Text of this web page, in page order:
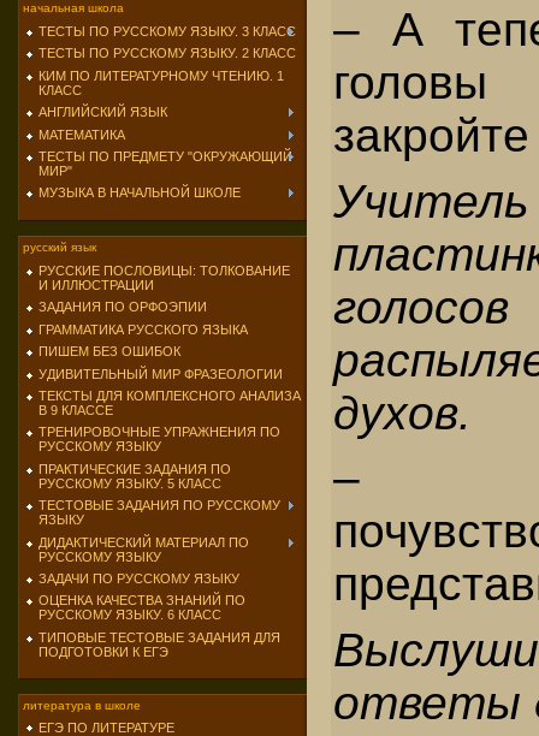
начальная школа
ТЕСТЫ ПО РУССКОМУ ЯЗЫКУ. 3 КЛАСС
ТЕСТЫ ПО РУССКОМУ ЯЗЫКУ. 2 КЛАСС
КИМ ПО ЛИТЕРАТУРНОМУ ЧТЕНИЮ. 1
КЛАСС
АНГЛИЙСКИЙ ЯЗЫК
МАТЕМАТИКА
ТЕСТЫ ПО ПРЕДМЕТУ "ОКРУЖАЮЩИЙ
МИР"
МУЗЫКА В НАЧАЛЬНОЙ ШКОЛЕ
русский язык
РУССКИЕ ПОСЛОВИЦЫ: ТОЛКОВАНИЕ
И ИЛЛЮСТРАЦИИ
ЗАДАНИЯ ПО ОРФОЭПИИ
ГРАММАТИКА РУССКОГО ЯЗЫКА
ПИШЕМ БЕЗ ОШИБОК
УДИВИТЕЛЬНЫЙ МИР ФРАЗЕОЛОГИИ
ТЕКСТЫ ДЛЯ КОМПЛЕКСНОГО АНАЛИЗА
В 9 КЛАССЕ
ТРЕНИРОВОЧНЫЕ УПРАЖНЕНИЯ ПО
РУССКОМУ ЯЗЫКУ
ПРАКТИЧЕСКИЕ ЗАДАНИЯ ПО
РУССКОМУ ЯЗЫКУ. 5 КЛАСС
ТЕСТОВЫЕ ЗАДАНИЯ ПО РУССКОМУ
ЯЗЫКУ
ДИДАКТИЧЕСКИЙ МАТЕРИАЛ ПО
РУССКОМУ ЯЗЫКУ
ЗАДАЧИ ПО РУССКОМУ ЯЗЫКУ
ОЦЕНКА КАЧЕСТВА ЗНАНИЙ ПО
РУССКОМУ ЯЗЫКУ. 6 КЛАСС
ТИПОВЫЕ ТЕСТОВЫЕ ЗАДАНИЯ ДЛЯ
ПОДГОТОВКИ К ЕГЭ
литература в школе
ЕГЭ ПО ЛИТЕРАТУРЕ
– А
духов.
–
ответы